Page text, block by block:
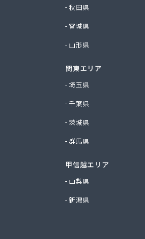
町オートステーション
式会社 サポートセンター
秋田県
宮城県
山形県
関東エリア
埼玉県
千葉県
茨城県
群馬県
甲信越エリア
山梨県
新潟県